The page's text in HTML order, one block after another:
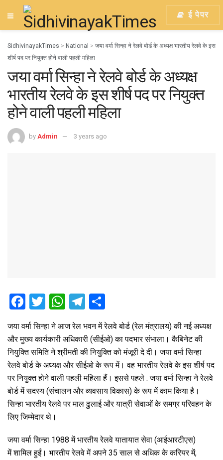
ई पेपर
SidhivinayakTimes > National > जया वर्मा सिन्हा ने रेलवे बोर्ड के अध्यक्ष भारतीय रेलवे के इस
शीर्ष पद पर नियुक्त होने वाली पहली महिला
जया वर्मा सिन्हा ने रेलवे बोर्ड के अध्यक्ष
भारतीय रेलवे के इस शीर्ष पद पर नियुक्त
होने वाली पहली महिला
by Admin 3 years ago
F
a
ce
b
o
o
k
T
wi
tt
er
W
h
at
s
A
p
p
T
e
gr
a
m
h
ar
e
जया वर्मा सिन्हा ने आज रेल भवन में रेलवे बोर्ड (रेल मंत्रालय) की नई अध्यक्ष
और मुख्य कार्यकारी अधिकारी (सीईओ) का पदभार संभाला। कैबिनेट की
नियुक्ति समिति ने श्रीमती की नियुक्ति को मंजूरी दे दी। जया वर्मा सिन्हा
रेलवे बोर्ड के अध्यक्ष और सीईओ के रूप में। वह भारतीय रेलवे के इस शीर्ष पद
पर नियुक्त होने वाली पहली महिला हैं। इससे पहले . जया वर्मा सिन्हा ने रेलवे
बोर्ड में सदस्य (संचालन और व्यवसाय विकास) के रूप में काम किया है।
सिन्हा भारतीय रेलवे पर माल ढुलाई और यात्री सेवाओं के समग्र परिवहन के
लिए जिम्मेदार थे।
जया वर्मा सिन्हा 1988 में भारतीय रेलवे यातायात सेवा (आईआरटीएस)
में शामिल हुईं। भारतीय रेलवे में अपने 35 साल से अधिक के करियर में,